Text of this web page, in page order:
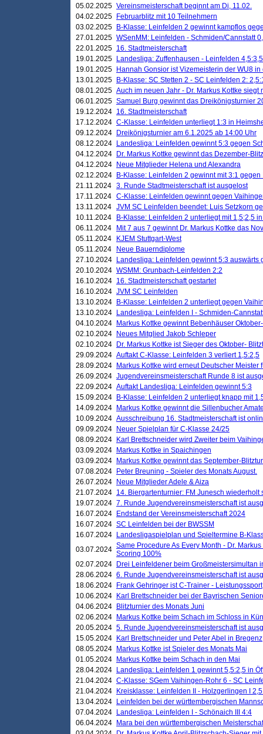
05.02.2025 Vereinsmeisterschaft beginnt am Di, 11.02.
04.02.2025
Februarblitz mit 10 Teilnehmern
03.02.2025
B-Klasse: Leinfelden 2 gewinnt kampflos
27.01.2025 WSenMM: Leinfelden - Schmiden/Cannstatt
22.01.2025 16. Stadtmeisterschaft
19.01.2025
Landesliga: Zuffenhausen - Leinfelden 4,5:3,5
19.01.2025
Hannah Gonsior ist Vizemeisterin der WU8 in
13.01.2025
B-Klasse: SC Stetten 2 - SC Leinfelden 2:
08.01.2025 Auch im neuen Jahr - Dr. Markus Kottke
06.01.2025 Samuel Burg gewinnt das Dreikönigsturnier
19.12.2024 16. Stadtmeisterschaft
17.12.2024 C-Klasse: Leinfelden unterliegt 1:3 in
09.12.2024
Dreikönigsturnier am 6.1.2025 ab 14:00 Uhr
08.12.2024
Landesliga: Leinfelden gewinnt 5:3 gegen
04.12.2024
Dr. Markus Kottke gewinnt das Dezember-
04.12.2024
Neue Mitglieder Helena und Alexandra
02.12.2024
B-Klasse: Leinfelden 2 gewinnt mit 3:1
21.11.2024 3. Runde Stadtmeisterschaft ist ausgelost
17.11.2024 C-Klasse: Leinfelden gewinnt gegen
13.11.2024 JVM SC Leinfelden beendet: Luis Setzkorn
10.11.2024
B-Klasse: Leinfelden 2 unterliegt mit 1,5;2,5
06.11.2024
Mit 7 aus 7 gewinnt Dr. Markus Kottke das
05.11.2024
KJEM Stuttgart-West
05.11.2024
Neue Bauerndiplome
27.10.2024
Landesliga: Leinfelden gewinnt 5:3 auswärts
20.10.2024 WSMM: Grunbach-Leinfelden 2:2
16.10.2024 16. Stadtmeisterschaft gestartet
16.10.2024 JVM SC Leinfelden
13.10.2024
B-Klasse: Leinfelden 2 unterliegt gegen
13.10.2024
Landesliga: Leinfelden I - Schmiden-
04.10.2024
Markus Kottke gewinnt Bebenhäuser
02.10.2024
Neues Mitglied Jakob Schleper
02.10.2024
Dr. Markus Kottke ist Sieger des Oktober-
29.09.2024 Auftakt C-Klasse: Leinfelden 3 verliert 1,5:2,5
28.09.2024
Markus Kottke wird erneut Deutscher Meister
26.09.2024 Jugendvereinsmeisterschaft Runde 8 ist
22.09.2024 Auftakt Landesliga: Leinfelden gewinnt 5:3
15.09.2024
B-Klasse: Leinfelden 2 unterliegt knapp mit
14.09.2024
Markus Kottke gewinnt die Sillenbucher
10.09.2024 Ausschreibung 16. Stadtmeisterschaft ist
09.09.2024
Neuer Spielplan für C-Klasse 24/25
08.09.2024
Karl Brettschneider wird Zweiter beim
03.09.2024
Markus Kottke in Spaichingen
03.09.2024
Markus Kottke gewinnt das September-
07.08.2024
Peter Breuning - Spieler des Monats August.
26.07.2024
Neue Mitglieder Adele & Aiza
21.07.2024 14. Biergartenturnier: FM Junesch wiederholt
19.07.2024 7. Runde Jugendvereinsmeisterschaft ist
16.07.2024
Endstand der Vereinsmeisterschaft 2024
16.07.2024 SC Leinfelden bei der BWSSM
16.07.2024
Landesligaspielplan und Spieltermine B-
03.07.2024 Same Procedure As Every Month - Dr.
Scoring 100%
02.07.2024
Drei Leinfeldener beim Großmeistersimultan
28.06.2024 6. Runde Jugendvereinsmeisterschaft ist
18.06.2024
Frank Gehringer ist C-Trainer - Leistungssport
10.06.2024
Karl Brettschneider bei der Bayrischen
04.06.2024
Blitzturnier des Monats Juni
02.06.2024
Markus Kottke beim Schach im Schloss in
20.05.2024 5. Runde Jugendvereinsmeisterschaft ist
15.05.2024
Karl Brettschneider und Peter Abel in Bregenz
08.05.2024
Markus Kottke ist Spieler des Monats Mai
01.05.2024
Markus Kottke beim Schach in den Mai
28.04.2024
Landesliga: Leinfelden 1 gewinnt 5,5:2,5 in
21.04.2024 C-Klasse: SGem Vaihingen-Rohr 6 - SC
21.04.2024
Kreisklasse: Leinfelden II - Holzgerlingen I
13.04.2024
Leinfelden bei der württembergischen
07.04.2024
Landesliga: Leinfelden I - Schönaich III 4:4
06.04.2024
Mara bei den württembergischen